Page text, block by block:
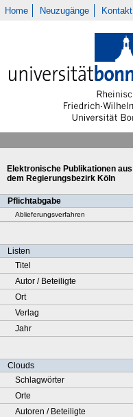
Home Neuzugänge Kontakt
Elektronische Publikationen aus
dem Regierungsbezirk Köln
Pflichtabgabe
Ablieferungsverfahren
Listen
Titel
Autor / Beteiligte
Ort
Verlag
Jahr
Clouds
Schlagwörter
Orte
Autoren / Beteiligte